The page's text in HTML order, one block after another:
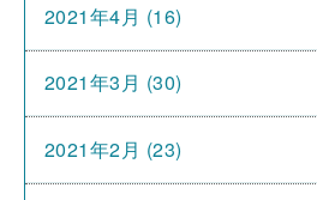
2021年4月 (16)
2021年3月 (30)
2021年2月 (23)